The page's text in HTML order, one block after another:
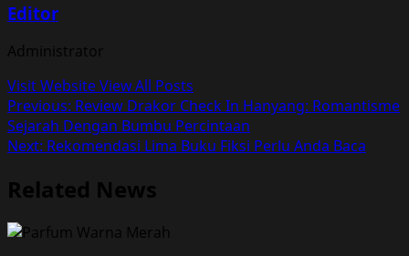
Editor
Administrator
Visit WebsiteView All Posts
Post
navigation
Previous: Review Drakor Check In Hanyang: Romantisme
Sejarah Dengan Bumbu Percintaan
Next: Rekomendasi Lima Buku Fiksi Perlu Anda Baca
Related News